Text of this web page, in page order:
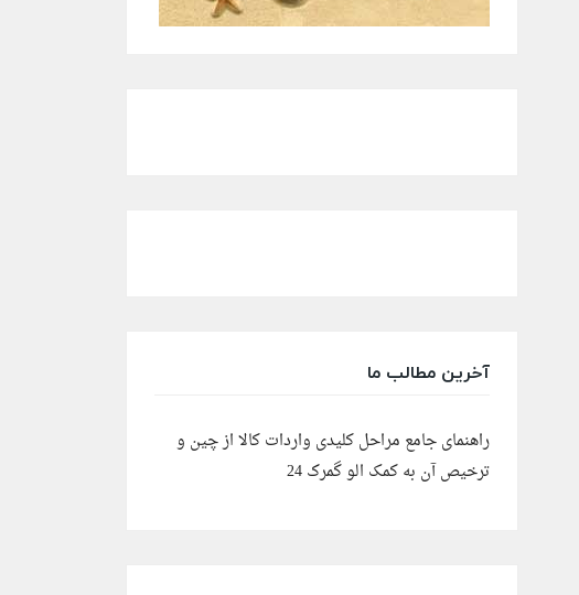
آخرین مطالب ما
راهنمای جامع مراحل کلیدی واردات کالا از چین و
ترخیص آن به کمک الو گمرک 24